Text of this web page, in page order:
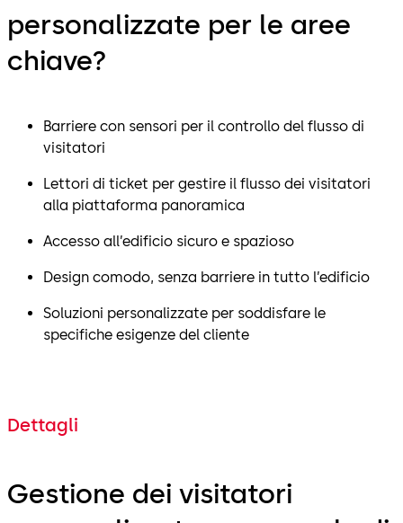
personalizzate per le aree
chiave?
Barriere con sensori per il controllo del flusso di
visitatori
Lettori di ticket per gestire il flusso dei visitatori
alla piattaforma panoramica
Accesso all’edificio sicuro e spazioso
Design comodo, senza barriere in tutto l’edificio
Soluzioni personalizzate per soddisfare le
specifiche esigenze del cliente
Dettagli
Gestione dei visitatori